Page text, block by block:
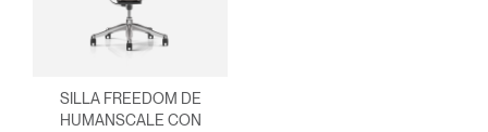
SILLA FREEDOM DE
HUMANSCALE CON